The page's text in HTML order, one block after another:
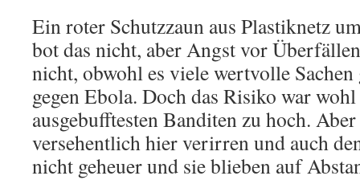
Ein roter Schutzzaun aus Plastiknetz
bot das nicht, aber Angst vor
nicht, obwohl es viele wertvolle
gegen Ebola. Doch das Risiko war
ausgebufftesten Banditen zu hoch.
versehentlich hier verirren und auch
nicht geheuer und sie blieben auf